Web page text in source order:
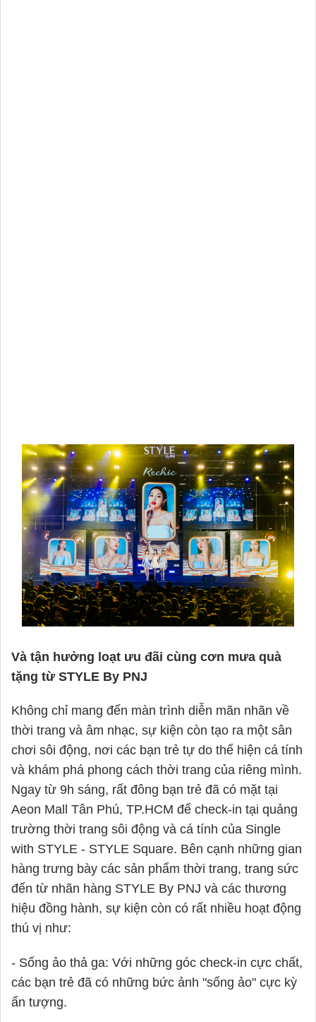
Và tận hưởng loạt ưu đãi cùng cơn mưa quà
tặng từ STYLE By PNJ
Không chỉ mang đến màn trình diễn mãn nhãn về
thời trang và âm nhạc, sự kiện còn tạo ra một sân
chơi sôi động, nơi các bạn trẻ tự do thể hiện cá tính
và khám phá phong cách thời trang của riêng mình.
Ngay từ 9h sáng, rất đông bạn trẻ đã có mặt tại
Aeon Mall Tân Phú, TP.HCM để check-in tại quảng
trường thời trang sôi động và cá tính của Single
with STYLE - STYLE Square. Bên cạnh những gian
hàng trưng bày các sản phẩm thời trang, trang sức
đến từ nhãn hàng STYLE By PNJ và các thương
hiệu đồng hành, sự kiện còn có rất nhiều hoạt động
thú vị như:
- Sống ảo thả ga: Với những góc check-in cực chất,
các bạn trẻ đã có những bức ảnh "sống ảo" cực kỳ
ấn tượng.